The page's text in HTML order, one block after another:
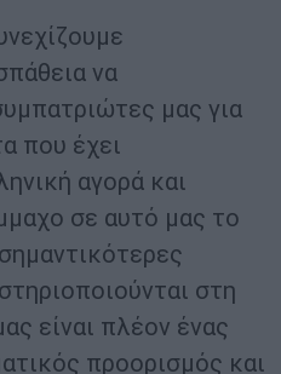
να
μας για
που έχει
αγορά και
σε αυτό μας το
στη
είναι πλέον ένας
προορισμός και